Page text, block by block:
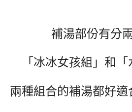
補湯部份有分
「冰冰女孩組」和「
兩種組合的補湯都好適